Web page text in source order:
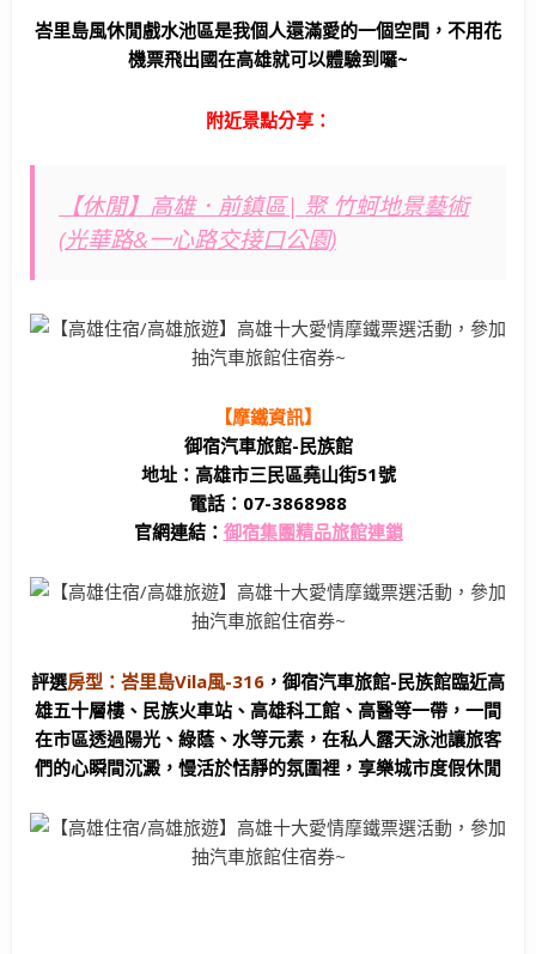
峇里島風休閒戲水池區是我個人還滿愛的一個空間，不用花
機票飛出國在高雄就可以體驗到囉~
附近景點分享：
【休閒】高雄．前鎮區| 聚 竹蚵地景藝術
(光華路&一心路交接口公園)
【摩鐵資訊】
御宿汽車旅館-民族館
地址：高雄市三民區堯山街51號
電話：07-3868988
官網連結： 御宿集團精品旅館連鎖
評選房型：峇里島Vila風-316 ， 御宿汽車旅館-民族館臨近高
雄五十層樓、民族火車站、高雄科工館、高醫等一帶，一間
在市區透過陽光、綠蔭、水等元素，在私人露天泳池讓旅客
們的心瞬間沉澱，慢活於恬靜的氛圍裡，享樂城市度假休閒